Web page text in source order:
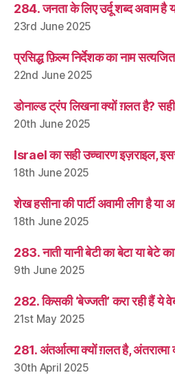
284. जनता के लिए उर्दू शब्द अवाम है
23rd June 2025
प्रसिद्ध फ़िल्म निर्देशक का नाम
22nd June 2025
डोनाल्ड ट्रंप लिखना क्यों ग़लत है?
20th June 2025
Israel का सही उच्चारण इज़राइल,
18th June 2025
शेख हसीना की पार्टी अवामी लीग है या
18th June 2025
283. नाती यानी बेटी का बेटा या बेटे
9th June 2025
282. किसकी ‘बेज्जती’ करा रही हैं ये
21st May 2025
281. अंतर्आत्मा क्यों ग़लत है, अंतरात्मा
30th April 2025